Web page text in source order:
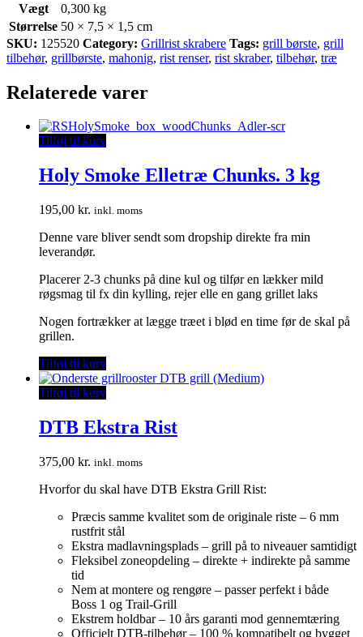
Vægt
0,300 kg
Størrelse 50 × 7,5 × 1,5 cm
SKU: 125520 Category: Grillrist skrabere Tags: grill børste, grill
tilbehør, grillbørste, mahonig, rist renser, rist skraber, tilbehør, træ
Relaterede varer
Tilføj til kurv
Holy Smoke Elletræ Chunks. 3 kg
195,00 kr. inkl. moms
Denne vare bliver sendt som dropship direkte fra min
leverandør.
Placerer 2-3 chunks på dine kul og tilfør en lækker mild
røgsmag til fx din kylling, rejer elle en gang grillet laks
Nogen fortrækker at lægge træet i blød en time før de skal på
grillen.
Tilføj til kurv
Tilføj til kurv
DTB Ekstra Rist
375,00 kr. inkl. moms
Hvorfor du skal have DTB Ekstra Grill Rist:
Præcis samme kvalitet som de originale riste – 6 mm
rustfrit stål
Ekstra madlavningsplads – grill på to niveauer samtidigt
Fleksibel zoneopdeling – direkte + indirekte på samme
tid
Nem at montere og rengøre – passer perfekt i både
Boss 1 og Trail-Grill
Ekstrem holdbar – 10 års garanti mod gennemtæring
Officielt DTB-tilbehør – 100 % kompatibelt og bygget